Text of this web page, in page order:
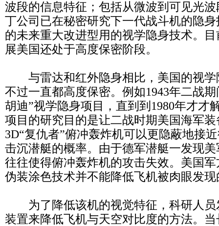
波段的信息特征；包括从微波到可见光
丁公司已在秘密研究下一代战斗机的隐
的未来重大改进型用的视学隐身技术。
展美国还处于高度保密阶段。
与雷达和红外隐身相比，美国的视学
不过一直都高度保密。例如1943年二战
胡迪”视学隐身项目，直到到1980年才才
项目的研究目的是让二战时期美国海军
3D“复仇者”俯冲轰炸机可以更隐蔽地接
击沉潜艇的概率。由于德军潜艇一发现
往往使得俯冲轰炸机的攻击失效。美国
伪装涂色技术并不能降低飞机被肉眼发
为了降低该机的视觉特征，科研人员
装置来降低飞机与天空对比度的方法。